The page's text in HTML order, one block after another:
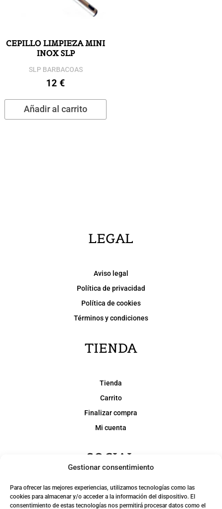
Gestionar consentimiento
Para ofrecer las mejores experiencias, utilizamos tecnologías como las
cookies para almacenar y/o acceder a la información del dispositivo. El
consentimiento de estas tecnologías nos permitirá procesar datos como el
CEPILLO LIMPIEZA MINI
INOX SLP
SLP BARBACOAS
12€
Añadir al carrito
LEGAL
Aviso legal
Política de privacidad
Política de cookies
Términos y condiciones
TIENDA
Tienda
Carrito
Finalizar compra
Mi cuenta
SOCIAL